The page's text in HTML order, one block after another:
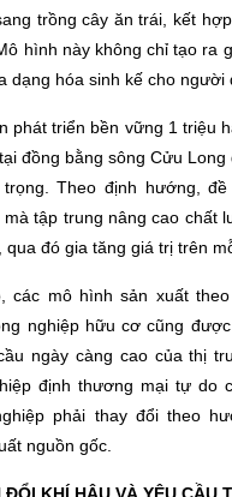
trồng cây ăn trái, kết
hình này không chỉ tạo ra
dạng hóa sinh kế cho người
phát triển bền vững 1 triệu
đồng bằng sông Cửu
Theo định hướng,
tập trung nâng cao chất
qua đó gia tăng giá trị trên
các mô hình sản xuất theo
nghiệp hữu cơ cũng
ngày càng cao của thị
định thương mại tự do
phải thay đổi theo
nguồn gốc.